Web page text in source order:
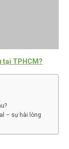
tại TPHCM?
– sự hài lòng